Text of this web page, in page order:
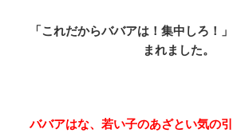
「これだからババアは！集中しろ！
まれました。
ババアはな、若い子のあざとい気の